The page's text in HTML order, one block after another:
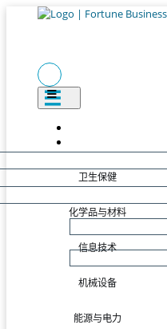
卫生保健
化学品与材料
信息技术
机械设备
能源与电力